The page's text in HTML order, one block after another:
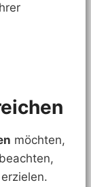
möchten,